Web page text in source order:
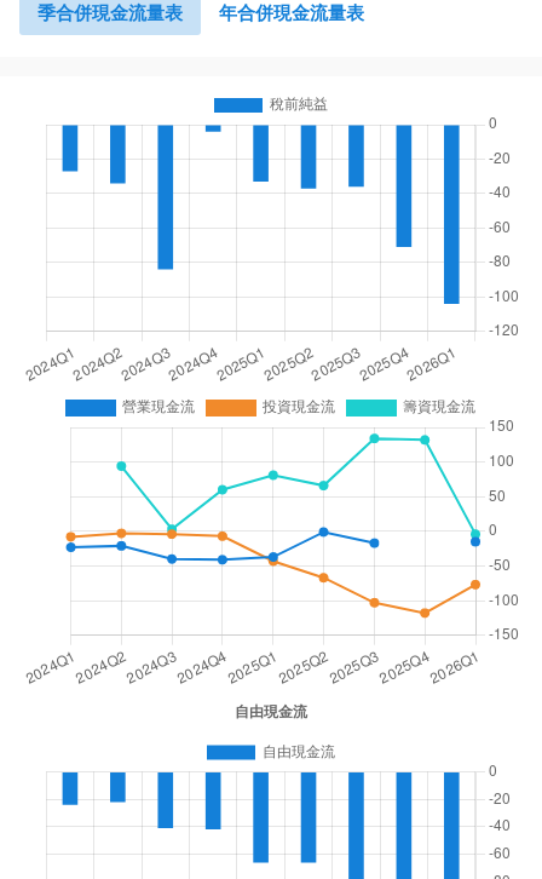
季合併現金流量表 年合併現金流量表